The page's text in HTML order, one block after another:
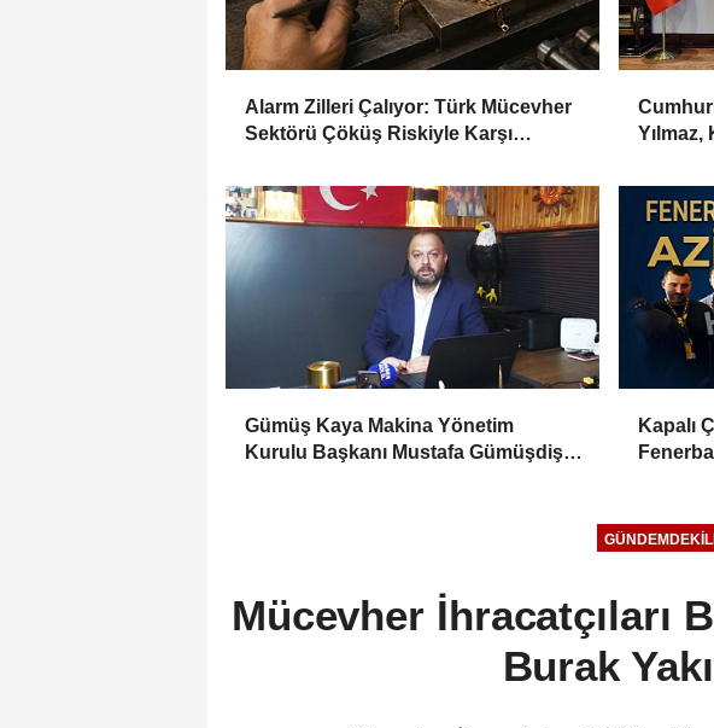
Alarm Zilleri Çalıyor: Türk Mücevher
Sektörü Çöküş Riskiyle Karşı
Yılmaz,
Gümüş Kaya Makina Yönetim
Kurulu Başkanı Mustafa Gümüşdiş,
Kapalı
Mücevher İhracatçıları
Burak